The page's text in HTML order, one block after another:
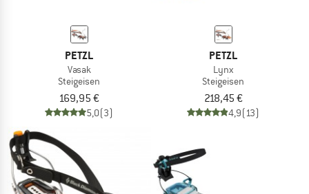
PETZL
Vasak
Steigeisen
169,95 €
5,0(3)
PETZL
Lynx
Steigeisen
218,45 €
4,9(13)